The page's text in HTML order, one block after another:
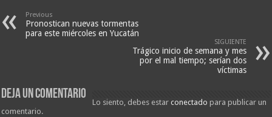
Previous
Pronostican nuevas tormentas
para este miércoles en Yucatán
SIGUIENTE
Trágico inicio de semana y mes
por el mal tiempo; serían dos
víctimas
Deja un comentario
Lo siento, debes estarconectado para publicar un
comentario.